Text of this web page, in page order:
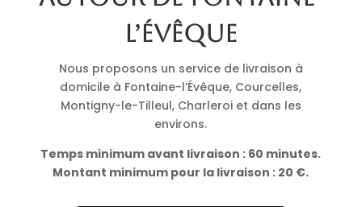
l’Évêque
Nous proposons un service de livraison à
domicile à Fontaine-l’Évêque, Courcelles,
Montigny-le-Tilleul, Charleroi et dans les
environs.
Temps minimum avant livraison : 60 minutes.
Montant minimum pour la livraison : 20 €.